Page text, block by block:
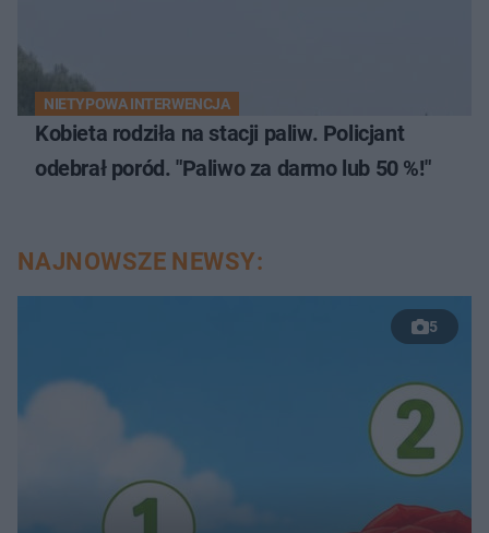
NIETYPOWA INTERWENCJA
Kobieta rodziła na stacji paliw. Policjant
odebrał poród. "Paliwo za darmo lub 50 %!"
NAJNOWSZE NEWSY:
5